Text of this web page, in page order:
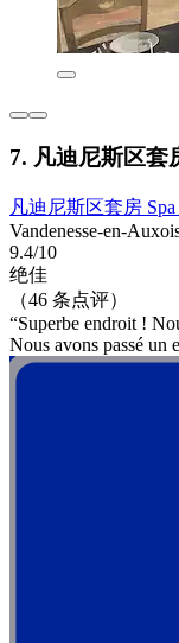
7. 凡迪尼斯区套
凡迪尼斯区套房
Vandenesse-en-
9.4/10
绝佳
（46 条点评）
“Superbe endroit !
Nous avons passé